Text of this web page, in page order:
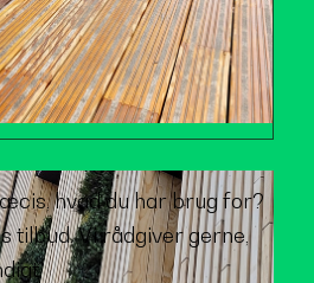
hvad du har brug for?
tilbud. Vi rådgiver gerne,